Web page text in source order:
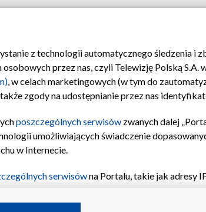
Moje zgody Pomoc
z technologii automatycznego śledzenia i
przez nas, czyli Telewizję Polską S.A.
, w celach marketingowych (w tym do
zgody na udostępnianie przez nas
poszczególnych serwisów zwanych dalej
umożliwiających świadczenie
w Internecie.
serwisówna Portalu, takie jak adresy
informacji na urządzeniu lub dostęp do nich,